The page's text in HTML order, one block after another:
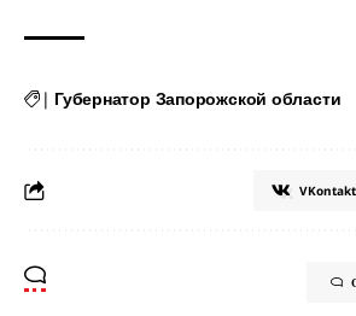
| Губернатор Запорожской области